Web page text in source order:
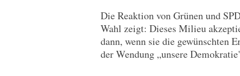
Die Reaktion von Grünen und
Wahl zeigt: Dieses Milieu
dann, wenn sie die gewünschten
der Wendung „unsere